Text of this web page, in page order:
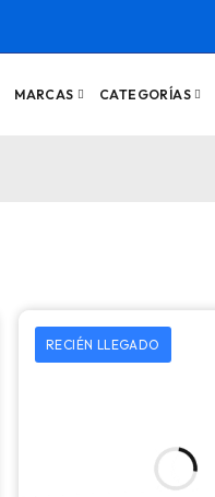
MARCAS CATEGORÍAS
RECIÉN LLEGADO